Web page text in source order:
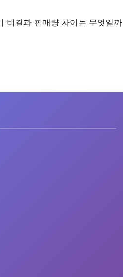
비결과 판매량 차이는 무엇일까